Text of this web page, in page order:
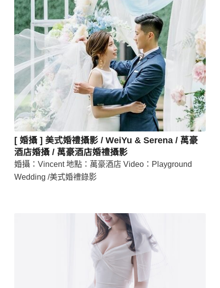
[ 婚攝 ] 美式婚禮攝影 / WeiYu & Serena / 萬豪
酒店婚攝 / 萬豪酒店婚禮攝影
婚攝：Vincent 地點：萬豪酒店 Video：Playground
Wedding /美式婚禮錄影